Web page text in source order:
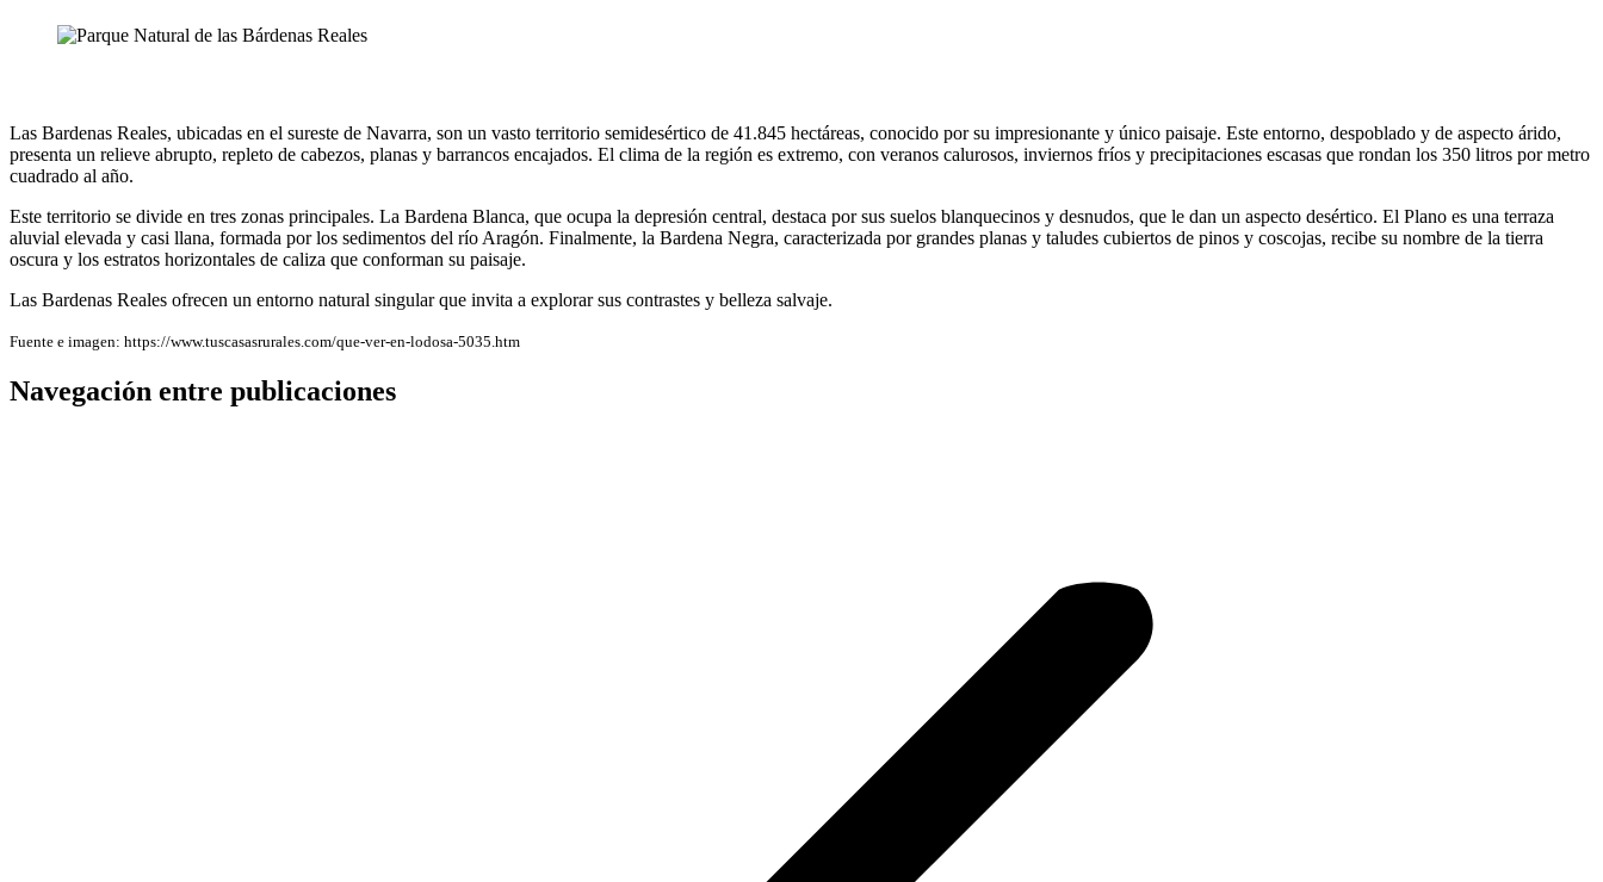
Las Bardenas Reales, ubicadas en el sureste de Navarra, son un vasto territorio semidesértico de 41.845 hectáreas, conocido por su impresionante y único paisaje. Este entorno, despoblado y de aspecto árido,
presenta un relieve abrupto, repleto de cabezos, planas y barrancos encajados. El clima de la región es extremo, con veranos calurosos, inviernos fríos y precipitaciones escasas que rondan los 350 litros por metro
cuadrado al año.
Este territorio se divide en tres zonas principales. La Bardena Blanca, que ocupa la depresión central, destaca por sus suelos blanquecinos y desnudos, que le dan un aspecto desértico. El Plano es una terraza
aluvial elevada y casi llana, formada por los sedimentos del río Aragón. Finalmente, la Bardena Negra, caracterizada por grandes planas y taludes cubiertos de pinos y coscojas, recibe su nombre de la tierra
oscura y los estratos horizontales de caliza que conforman su paisaje.
Las Bardenas Reales ofrecen un entorno natural singular que invita a explorar sus contrastes y belleza salvaje.
Fuente e imagen: https://www.tuscasasrurales.com/que-ver-en-lodosa-5035.htm
Navegación entre publicaciones